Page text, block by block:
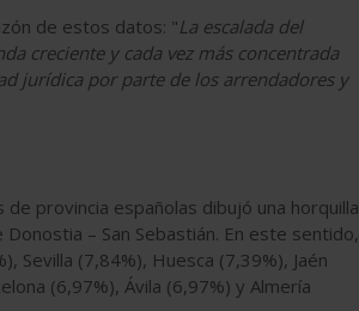
de estos datos: "La escalada del
creciente y cada vez más concentrada
jurídica por parte de los arrendadores y
provincia españolas dibujó una horquilla
– San Sebastián. En este sentido,
Sevilla (7,84%), Huesca (7,39%), Jaén
(6,97%), Ávila (6,97%) y Almería